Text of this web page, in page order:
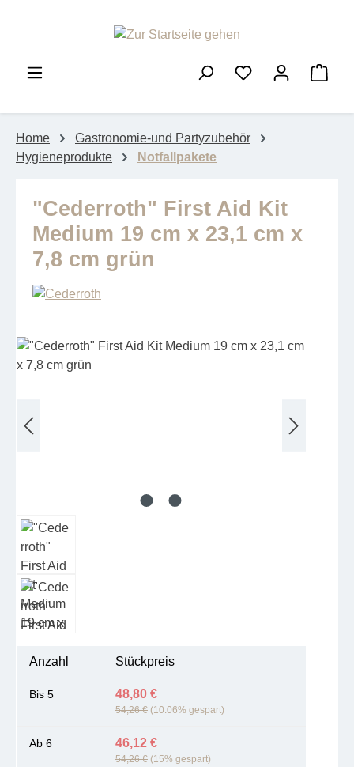
Home
Gastronomie-und Partyzubehör
Hygieneprodukte
Notfallpakete
"Cederroth" First Aid Kit
Medium 19 cm x 23,1 cm x
7,8 cm grün
Bildergalerie überspringen
Anzahl Stückpreis
Bis 5 48,80 €
54,26 € (10.06% gespart)
Ab 6 46,12 €
54,26 € (15% gespart)